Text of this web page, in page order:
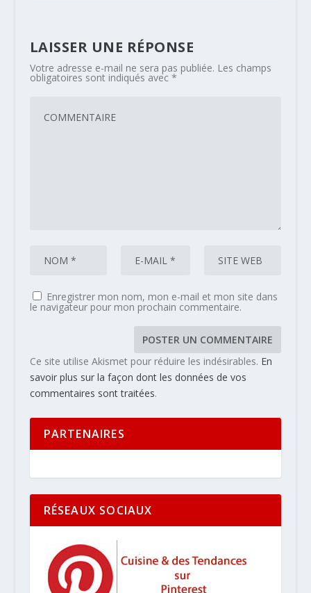
LAISSER UNE RÉPONSE
Votre adresse e-mail ne sera pas publiée. Les champs
obligatoires sont indiqués avec *
Enregistrer mon nom, mon e-mail et mon site dans
le navigateur pour mon prochain commentaire.
Ce site utilise Akismet pour réduire les indésirables. En
savoir plus sur la façon dont les données de vos
commentaires sont traitées.
PARTENAIRES
RÉSEAUX SOCIAUX